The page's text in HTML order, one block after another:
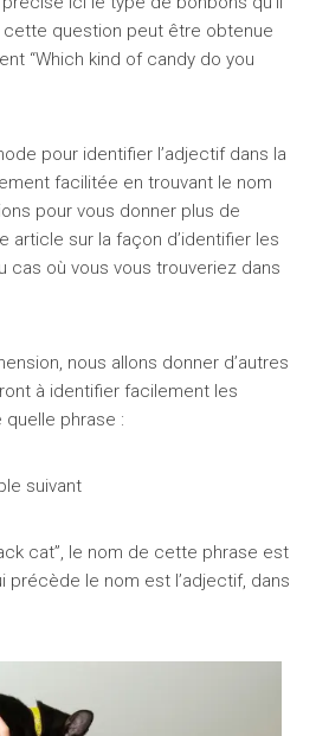
cette question peut être obtenue
“Which kind of candy do you
pour identifier l’adjectif dans la
facilitée en trouvant le nom
pour vous donner plus de
article sur la façon d’identifier les
cas où vous vous trouveriez dans
nous allons donner d’autres
à identifier facilement les
quelle phrase :
suivant
cat”, le nom de cette phrase est
précède le nom est l’adjectif, dans